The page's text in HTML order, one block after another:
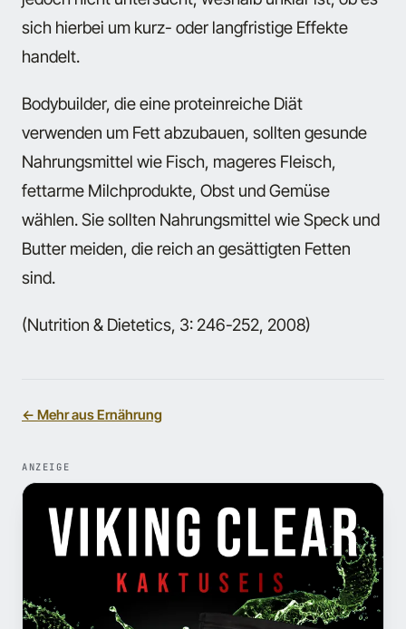
sich hierbei um kurz- oder langfristige Effekte
handelt.
Bodybuilder, die eine proteinreiche Diät
verwenden um Fett abzubauen, sollten gesunde
Nahrungsmittel wie Fisch, mageres Fleisch,
fettarme Milchprodukte, Obst und Gemüse
wählen. Sie sollten Nahrungsmittel wie Speck und
Butter meiden, die reich an gesättigten Fetten
sind.
(Nutrition & Dietetics, 3: 246-252, 2008)
← Mehr aus Ernährung
ANZEIGE